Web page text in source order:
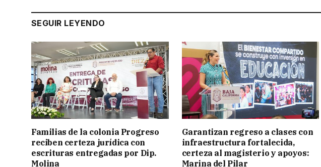
SEGUIR LEYENDO
Familias de la colonia Progreso
reciben certeza jurídica con
escrituras entregadas por Dip.
Molina
Garantizan regreso a clases con
infraestructura fortalecida,
certeza al magisterio y apoyos:
Marina del Pilar